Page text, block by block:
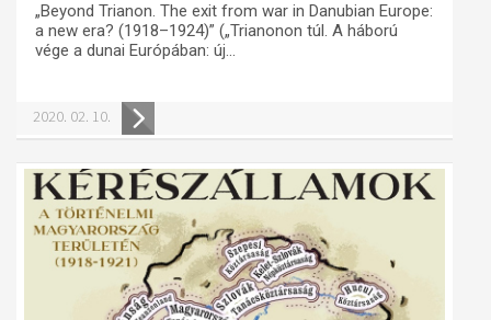
„Beyond Trianon. The exit from war in Danubian Europe:
a new era? (1918–1924)” („Trianonon túl. A háború
vége a dunai Európában: új...
2020. 02. 10.